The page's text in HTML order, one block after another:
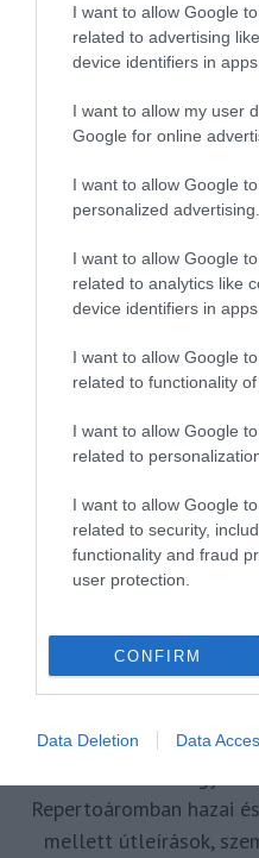
I want to allow Google
related to advertising
device identifiers in apps.
I want to allow my user
Google for online
I want to allow Google
personalized advertising.
I want to allow Google
related to analytics like
device identifiers in apps.
I want to allow Google
related to functionality
I want to allow Google
related to
I want to allow Google
related to security,
functionality and fraud
user protection.
CONFIRM
Data Deletion Data
AIRBNB AJÁNLÓ AUSZTRIA
FEJLESZTÉS FÜRDŐ
REPÜLŐTÉR RYANAIR
SZPONZOR SZÁLLODA
VAKCINAÚTLEVÉL VIDEÓ
ÚJRANYITÁS
MR
Turisztikai szakértő,
tanácsadó. Célom,
forrásul és inspirációul
Repertoáromban hazai
mellett útleírások,